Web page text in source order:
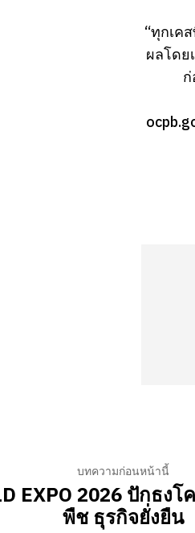
“ทุกเค
ผลโดย
บทความก่อนหน้านี้
EXPO 2026 ปักธง
พืช ธุรกิจยั่งยืน